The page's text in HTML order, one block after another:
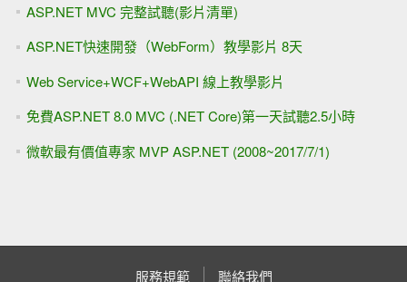
ASP.NET MVC 完整試聽(影片清單)
ASP.NET快速開發（WebForm）教學影片 8天
Web Service+WCF+WebAPI 線上教學影片
免費ASP.NET 8.0 MVC (.NET Core)第一天試聽2.5小時
微軟最有價值專家 MVP ASP.NET (2008~2017/7/1)
服務規範 聯絡我們